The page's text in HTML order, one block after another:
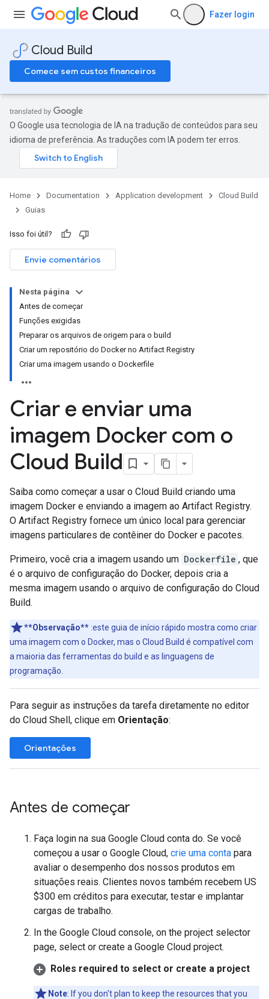
Fazer login
Cloud Build
Comece sem custos financeiros
O Google usa tecnologia de IA na tradução de conteúdos para seu
idioma de preferência. As traduções com IA podem ter erros.
Home Documentation Application development
Cloud Build
Guias
Isso foi útil?
Envie comentários
Nesta página
Antes de começar
Funções exigidas
Preparar os arquivos de origem para o build
Criar um repositório do Docker no Artifact Registry
Criar uma imagem usando o Dockerfile
Criar e enviar uma
imagem Docker com o
Cloud Build
Saiba como começar a usar o Cloud Build criando uma
imagem Docker e enviando a imagem ao Artifact Registry.
O Artifact Registry fornece um único local para gerenciar
imagens particulares de contêiner do Docker e pacotes.
Primeiro, você cria a imagem usando um Dockerfile , que
é o arquivo de configuração do Docker, depois cria a
mesma imagem usando o arquivo de configuração do Cloud
Build.
**Observação** :este guia de início rápido mostra como criar
uma imagem com o Docker, mas o Cloud Build é compatível com
a maioria das ferramentas do build e as linguagens de
programação.
Para seguir as instruções da tarefa diretamente no editor
do Cloud Shell, clique em Orientação:
Orientações
Antes de começar
Faça login na sua Google Cloud conta do. Se você
começou a usar o Google Cloud, crie uma conta para
avaliar o desempenho dos nossos produtos em
situações reais. Clientes novos também recebem US
$300 em créditos para executar, testar e implantar
cargas de trabalho.
In the Google Cloud console, on the project selector
page, select or create a Google Cloud project.
Roles required to select or create a project
Note: If you don't plan to keep the resources that you